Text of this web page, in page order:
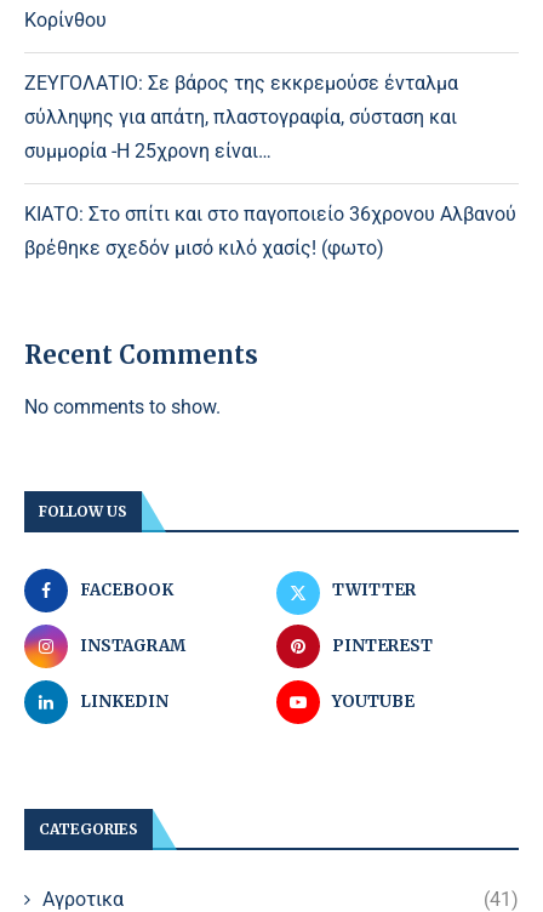
Κορίνθου
ΖΕΥΓΟΛΑΤΙΟ: Σε βάρος της εκκρεμούσε ένταλμα
σύλληψης για απάτη, πλαστογραφία, σύσταση και
συμμορία -Η 25χρονη είναι…
ΚΙΑΤΟ: Στο σπίτι και στο παγοποιείο 36χρονου Αλβανού
βρέθηκε σχεδόν μισό κιλό χασίς! (φωτο)
Recent Comments
No comments to show.
FOLLOW US
FACEBOOK TWITTER
INSTAGRAM PINTEREST
LINKEDIN YOUTUBE
CATEGORIES
Αγροτικα (41)